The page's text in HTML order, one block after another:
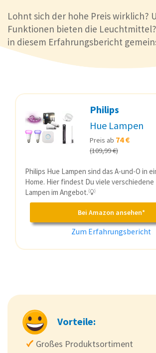
Lohnt sich der hohe Preis wirklich?
Funktionen bieten die
in diesem Erfahrungsbericht
Philips
Hue Lampen
Preis ab 74 €
(109,99 €)
Philips Hue Lampen sind das A-und-O in
Home. Hier findest Du viele verschiedene
Lampen im Angebot.💡
Bei Amazon ansehen*
Zum Erfahrungsbericht
Vorteile:
Großes Produktsortiment